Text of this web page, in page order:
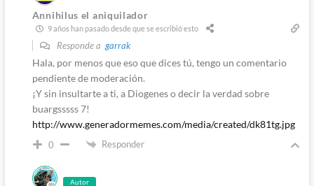
Annihilus el aniquilador
9 años han pasado desde que se escribió esto
Responde a garrak
Hala, por menos que eso que dices tú, tengo un comentario
pendiente de moderación.
¡Y sin insultarte a ti, a Diogenes o decir la verdad sobre
buargsssss 7!
http://www.generadormemes.com/media/created/dk81tg.jpg
0 Responder
Autor